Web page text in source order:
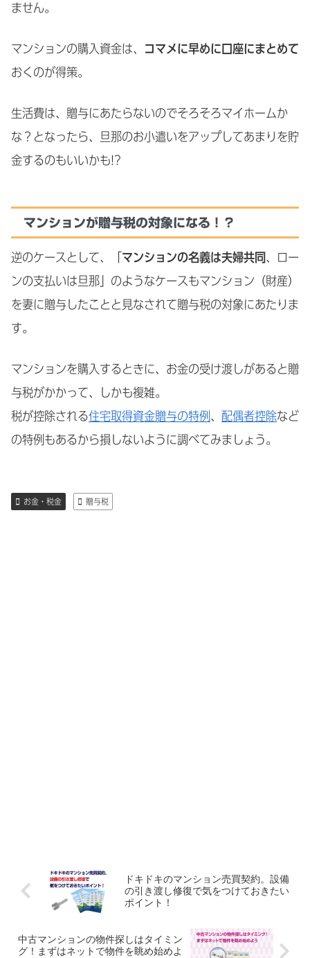
ません。
マンションの購入資金は、
コマメに早めに口座にまとめて
おくのが得策。
生活費は、贈与にあたらないのでそろそろマイホームか
な？となったら、旦那のお小遣いをアップしてあまりを貯
金するのもいいかも!?
マンションが贈与税の対象になる！？
逆のケースとして、「 マンションの名義は夫婦共同、ロー
ンの支払いは旦那」のようなケースもマンション（財産）
を妻に贈与したことと見なされて贈与税の対象にあたりま
す。
マンションを購入するときに、お金の受け渡しがあると贈
与税がかかって、しかも複雑。
税が控除される住宅取得資金贈与の特例 、 配偶者控除など
の特例もあるから損しないように調べてみましょう。
お金・税金 贈与税
ドキドキのマンション売買契約。設備
の引き渡し修復で気をつけておきたい
ポイント！
中古マンションの物件探しはタイミン
グ！まずはネットで物件を眺め始めよ